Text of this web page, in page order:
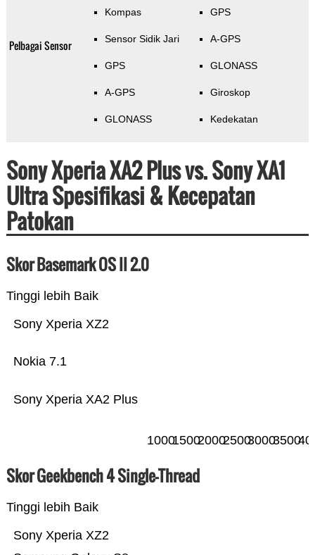
Pelbagai Sensor
Kompas
Sensor Sidik Jari
GPS
A-GPS
GLONASS
GPS
A-GPS
GLONASS
Giroskop
Kedekatan
Sony Xperia XA2 Plus vs. Sony XA1
Ultra Spesifikasi & Kecepatan
Patokan
Skor Basemark OS II 2.0
Tinggi lebih Baik
Sony Xperia XA2 Plus
Nokia 7.1
Sony Xperia XZ2
100015002000250030003500
Skor Geekbench 4 Single-Thread
Tinggi lebih Baik
Sony Xperia XZ2